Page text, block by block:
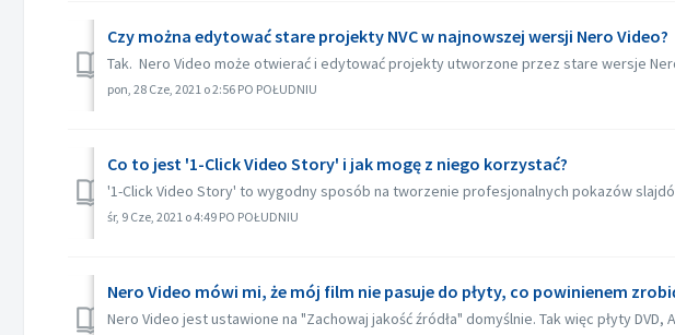
Czy można edytować stare projekty NVC w najnowszej wersji Nero Video?
Tak. Nero Video może otwierać i edytować projekty utworzone przez stare wersje
pon, 28 Cze, 2021 o 2:56 PO POŁUDNIU
Co to jest '1-Click Video Story' i jak mogę z niego korzystać?
'1-Click Video Story' to wygodny sposób na tworzenie profesjonalnych pokazów
śr, 9 Cze, 2021 o 4:49 PO POŁUDNIU
Nero Video mówi mi, że mój film nie pasuje do płyty, co powinienem
Nero Video jest ustawione na "Zachowaj jakość źródła" domyślnie. Tak więc płyty